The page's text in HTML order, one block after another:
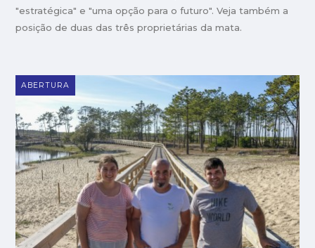
"estratégica" e "uma opção para o futuro". Veja também a
posição de duas das três proprietárias da mata.
ABERTURA